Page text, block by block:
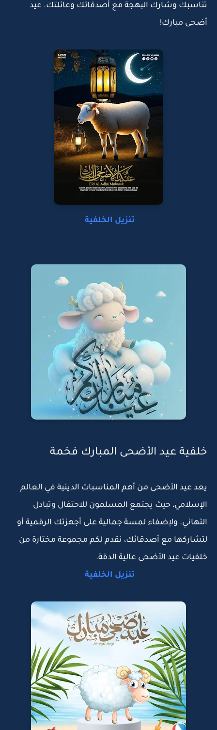
تناسبك وشارك البهجة مع أصدقائك وعائلتك. عيد
أضحى مبارك!
تنزيل الخلفية
خلفية عيد الأضحى المبارك فخمة
يعد عيد الأضحى من أهم المناسبات الدينية في العالم
الإسلامي، حيث يجتمع المسلمون للاحتفال وتبادل
التهاني. ولإضفاء لمسة جمالية على أجهزتك الرقمية أو
لتشاركها مع أصدقائك، نقدم لكم مجموعة مختارة من
خلفيات عيد الأضحى عالية الدقة.
تنزيل الخلفية